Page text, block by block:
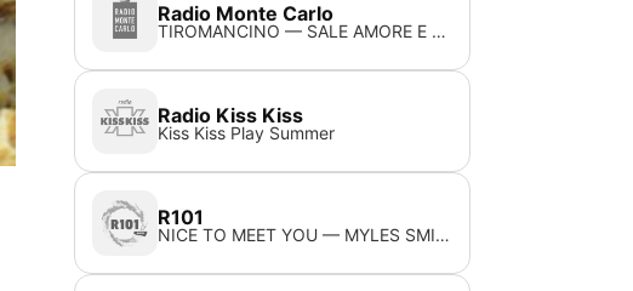
Radio Monte Carlo
TIROMANCINO — SALE AMORE E VENTO
Radio Kiss Kiss
Kiss Kiss Play Summer
R101
NICE TO MEET YOU — MYLES SMITH